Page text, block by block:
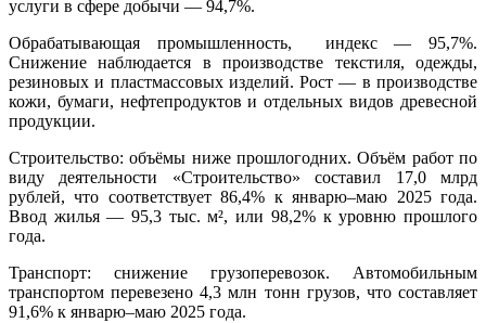
услуги в сфере добычи — 94,7%.
Обрабатывающая промышленность, индекс — 95,7%.
Снижение наблюдается в производстве текстиля, одежды,
резиновых и пластмассовых изделий. Рост — в производстве
кожи, бумаги, нефтепродуктов и отдельных видов древесной
продукции.
Строительство: объёмы ниже прошлогодних. Объём работ по
виду деятельности «Строительство» составил 17,0 млрд
рублей, что соответствует 86,4% к январю–маю 2025 года.
Ввод жилья — 95,3 тыс. м², или 98,2% к уровню прошлого
года.
Транспорт: снижение грузоперевозок. Автомобильным
транспортом перевезено 4,3 млн тонн грузов, что составляет
91,6% к январю–маю 2025 года.